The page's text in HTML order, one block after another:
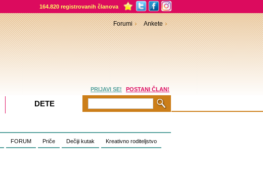
164.820 registrovanih članova
FORUM Priče Dečiji kutak Kreativno roditeljstvo
Forumi Ankete
PRIJAVI SE! POSTANI ČLAN!
DETE